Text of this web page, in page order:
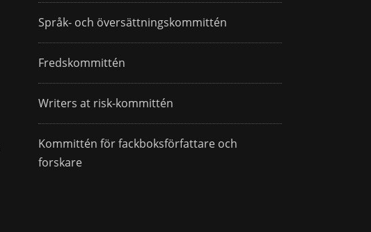
Språk- och översättningskommittén
Fredskommittén
Writers at risk-kommittén
Kommittén för fackboksförfattare och
forskare